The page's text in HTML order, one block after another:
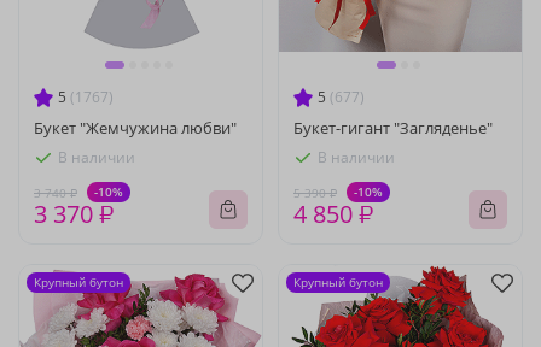
5 (1767)
Букет "Жемчужина любви"
В наличии
3 740 ₽ -10%
3 370 ₽
5 (677)
Букет-гигант "Загляденье"
В наличии
5 390 ₽ -10%
4 850 ₽
Крупный бутон Крупный бутон